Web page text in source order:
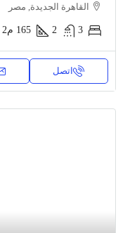
القاهرة الجديدة, مصر
3
2
165 م2
اتصل